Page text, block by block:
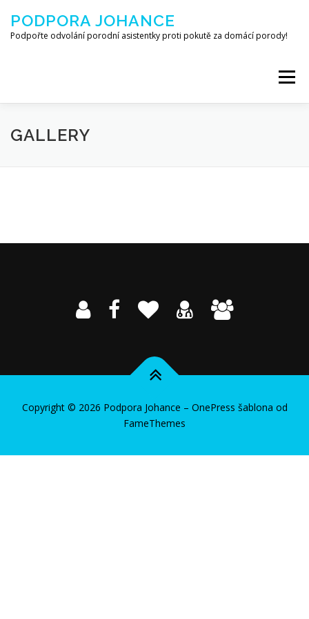
PODPORA JOHANCE
Podpořte odvolání porodní asistentky proti pokutě za domácí porody!
Menu
O JOHANCE
GALLERY
Copyright © 2026 Podpora Johance – OnePress šablona od
FameThemes